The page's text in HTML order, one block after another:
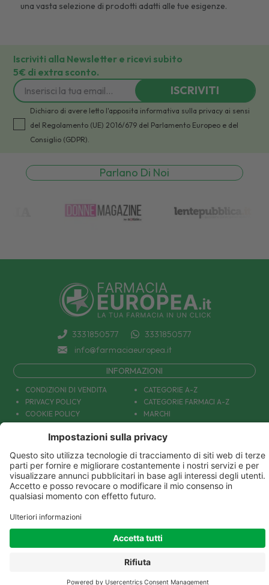
una vasta selezione di prodotti adatti alle tue esigenze.
Iscriviti alla Newsletter e ricevi subito
5€ di extra sconto.
ISCRIVITI
Dichiaro di avere letto l'apposita informativa sulla privacy ai sensi
del Regolamento (UE) 2016/679 del Parlamento Europeo e del
Consiglio (GDPR).
Parlano Di Noi
3331850577
3331850577
info@farmaciaeuropea.it
INFORMAZIONI
CONDIZIONI DI VENDITA
PRIVACY POLICY
COOKIE POLICY
SPEDIZIONI
PAGAMENTI
COUPON E OFFERTE
PATOLOGIE: CAUSE E RIMEDI
CATEGORIE A-Z
CATEGORIE FARMACI A-Z
MARCHI
IL NOSTRO BLOG
CONTATTACI
Parafarmacia Europea Srl - Via Petraro 380- 80050 Santa Maria la Carità (NA) - P.IVA10677001215